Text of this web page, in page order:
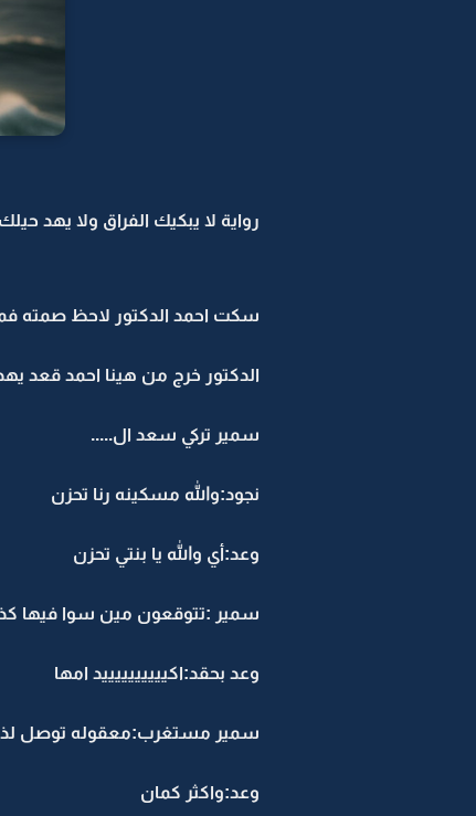
رواية لا يبكيك الفراق ولا يهد حيلك
سكت احمد الدكتور لاحظ صمته
الدكتور خرج من هينا احمد قعد
سمير تركي سعد ال.....
نجود:والله مسكينه رنا تحزن
وعد:أي والله يا بنتي تحزن
سمير :تتوقعون مين سوا فيها
وعد بحقد:اكييييييييييد امها
سمير مستغرب:معقوله توصل
وعد:واكثر كمان